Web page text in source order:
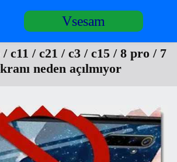
Vsesam
c11 / c21 / c3 / c15 / 8 pro / 7
neden açılmıyor